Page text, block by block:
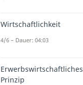
Wirtschaftlichkeit
4/6 – Dauer: 04:03
Erwerbswirtschaftliches
Prinzip